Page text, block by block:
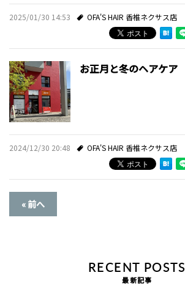
2025/01/30 14:53 OFA'S HAIR 香椎ネクサス店
お正月と冬のヘアケア
2024/12/30 20:48 OFA'S HAIR 香椎ネクサス店
« 前へ
RECENT POSTS
最新記事